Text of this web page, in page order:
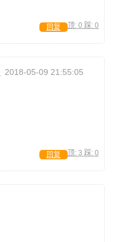
顶: 0 踩: 0
回复
2018-05-09 21:55:05
顶: 3 踩: 0
回复